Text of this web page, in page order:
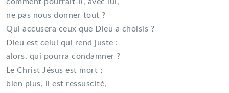
ne pas nous donner tout ?
Qui accusera ceux que Dieu a choisis ?
Dieu est celui qui rend juste :
alors, qui pourra condamner ?
Le Christ Jésus est mort ;
bien plus, il est ressuscité,